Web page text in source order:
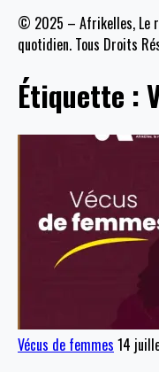
© 2025 – Afrikelles, Le
quotidien. Tous Droits
Étiquette :
Vécus de femmes 14